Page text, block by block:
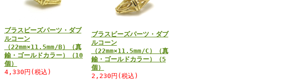
ブラスビーズパーツ・ダブ
ルコーン
（22mm×11.5mm/B）（真
鍮・ゴールドカラー）（10
個）
4,330円(税込)
ブラスビーズパーツ・ダブ
ルコーン
（22mm×11.5mm/C）（真
鍮・ゴールドカラー）（5
個）
2,230円(税込)